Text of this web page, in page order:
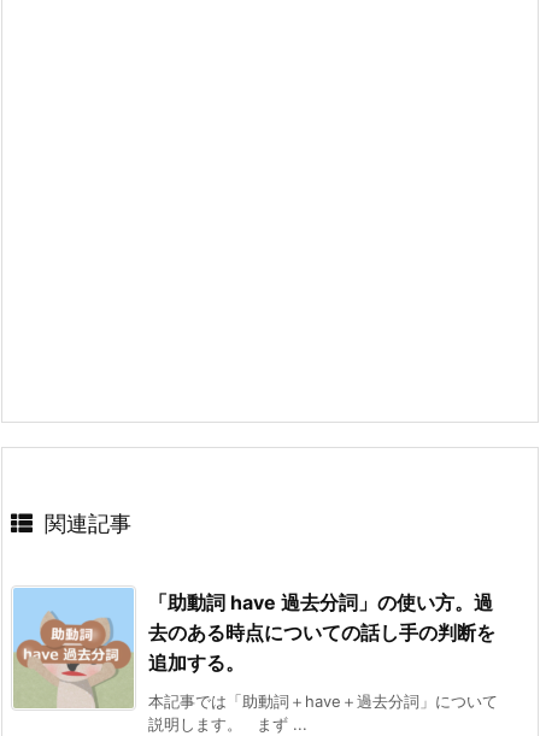
関連記事
「助動詞 have 過去分詞」の使い方。過
去のある時点についての話し手の判断を
追加する。
本記事では「助動詞＋have＋過去分詞」について
説明します。 まず ...